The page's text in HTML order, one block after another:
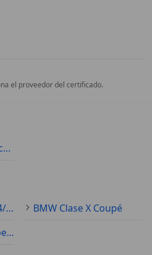
el proveedor del certificado.
BMW Serie X Especificaciones técnicas
BMW Clase X SUV/4x4/Pickup
BMW Clase X Coupé
BMW Clase X Coche pequeño